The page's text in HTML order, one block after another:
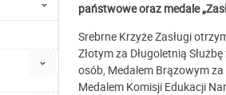
państwowe oraz medale
Srebrne Krzyże Zasługi
Złotym za Długoletnią
osób, Medalem Brązowym za
Medalem Komisji Edukacji